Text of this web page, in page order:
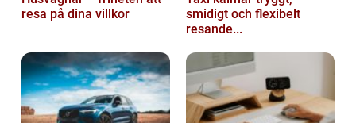
resa på dina villkor
smidigt och flexibelt
resande...